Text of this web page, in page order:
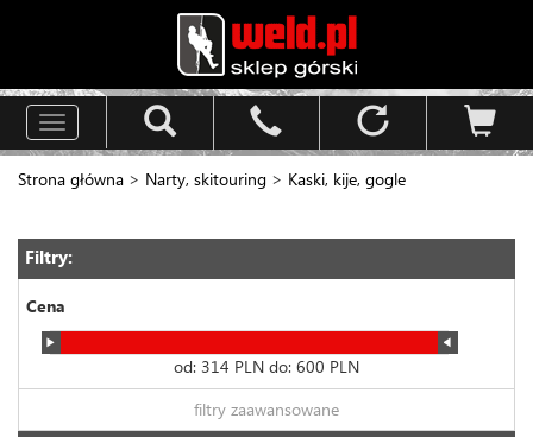
Toggle
navigation
Strona główna > Narty, skitouring > Kaski, kije, gogle
Filtry:
Cena
od: 314 PLN do: 600 PLN
filtry zaawansowane